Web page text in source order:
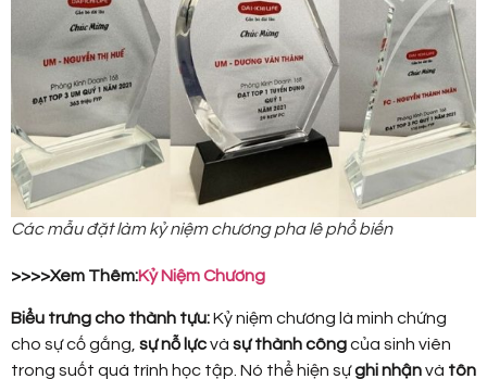
Các mẫu đặt làm kỷ niệm chương pha lê phổ biến
>>>>Xem Thêm:Kỷ Niệm Chương
Biểu trưng cho thành tựu:Kỷ niệm chương là minh chứng
cho sự cố gắng, sự nỗ lựcvà sự thành côngcủa sinh viên
trong suốt quá trình học tập. Nó thể hiện sựghi nhậnvà tôn